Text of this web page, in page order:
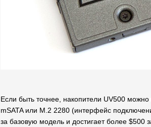
Если быть точнее, накопители UV500
mSATA или M.2 2280 (интерфейс
за базовую модель и достигает более $500